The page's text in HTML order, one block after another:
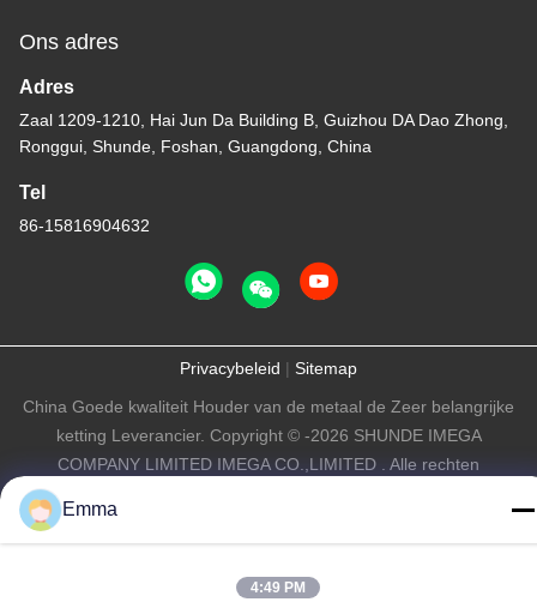
Ons adres
Adres
Zaal 1209-1210, Hai Jun Da Building B, Guizhou DA Dao Zhong,
Ronggui, Shunde, Foshan, Guangdong, China
Tel
86-15816904632
Privacybeleid | Sitemap
China Goede kwaliteit Houder van de metaal de Zeer belangrijke
ketting Leverancier. Copyright © -2026 SHUNDE IMEGA
COMPANY LIMITED IMEGA CO.,LIMITED . Alle rechten
Emma
4:49 PM